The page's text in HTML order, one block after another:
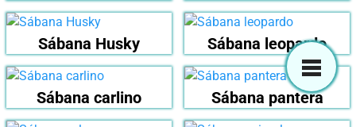
Sábana Husky Sábana leopardo
Sábana carlino Sábana pantera